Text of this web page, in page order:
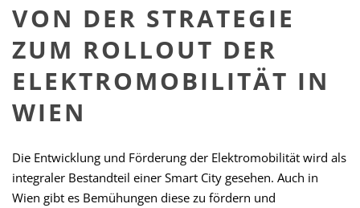
VON DER STRATEGIE
ZUM ROLLOUT DER
ELEKTROMOBILITÄT IN
WIEN
Die Entwicklung und Förderung der Elektromobilität wird als
integraler Bestandteil einer Smart City gesehen. Auch in
Wien gibt es Bemühungen diese zu fördern und